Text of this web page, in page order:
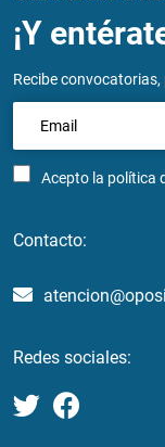
¡Y
Recibe
Acepto la política
Contacto:
Redes sociales: